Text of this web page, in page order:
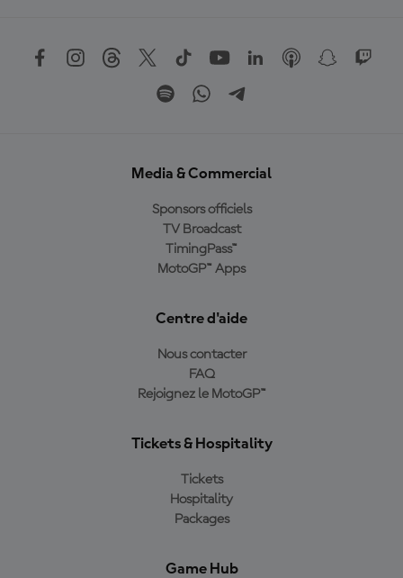
Media & Commercial
Sponsors officiels
TV Broadcast
TimingPass™
MotoGP™ Apps
Centre d'aide
Nous contacter
FAQ
Rejoignez le MotoGP™
Tickets & Hospitality
Tickets
Hospitality
Packages
Game Hub